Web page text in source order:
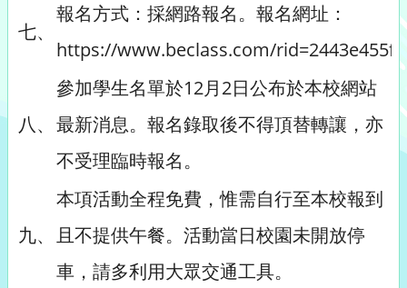
七、
報名方式：採網路報名。報名網址：
https://www.beclass.com/
八、
參加學生名單於12月2日公布於本校網站
最新消息。報名錄取後不得頂替轉讓，亦
不受理臨時報名。
九、
本項活動全程免費，惟需自行至本校報到
且不提供午餐。活動當日校園未開放停
車，請多利用大眾交通工具。